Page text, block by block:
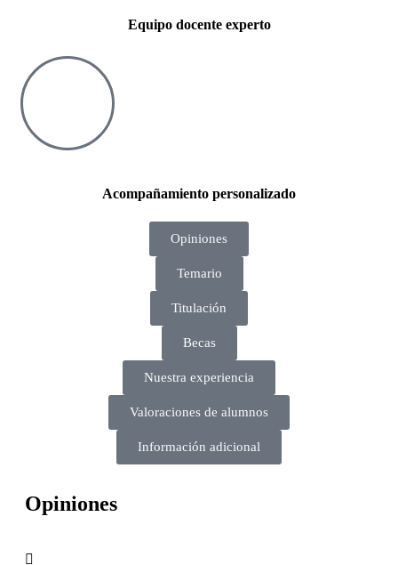
Equipo docente experto
Acompañamiento personalizado
Opiniones
Temario
Titulación
Becas
Nuestra experiencia
Valoraciones de alumnos
Información adicional
Opiniones